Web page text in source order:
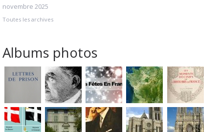
novembre 2025
Toutes les archives
Albums photos